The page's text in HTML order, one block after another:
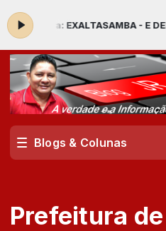
EXALTASAMBA - E DEMAIS
Blogs & Colunas
Prefeitura